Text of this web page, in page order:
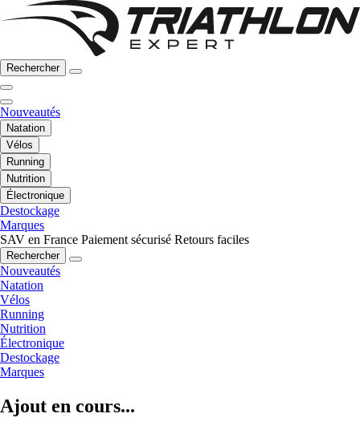
Rechercher
Nouveautés
Natation
Vélos
Running
Nutrition
Électronique
Destockage
Marques
SAV en France Paiement sécurisé Retours faciles
Rechercher
Nouveautés
Natation
Vélos
Running
Nutrition
Électronique
Destockage
Marques
Ajout en cours...